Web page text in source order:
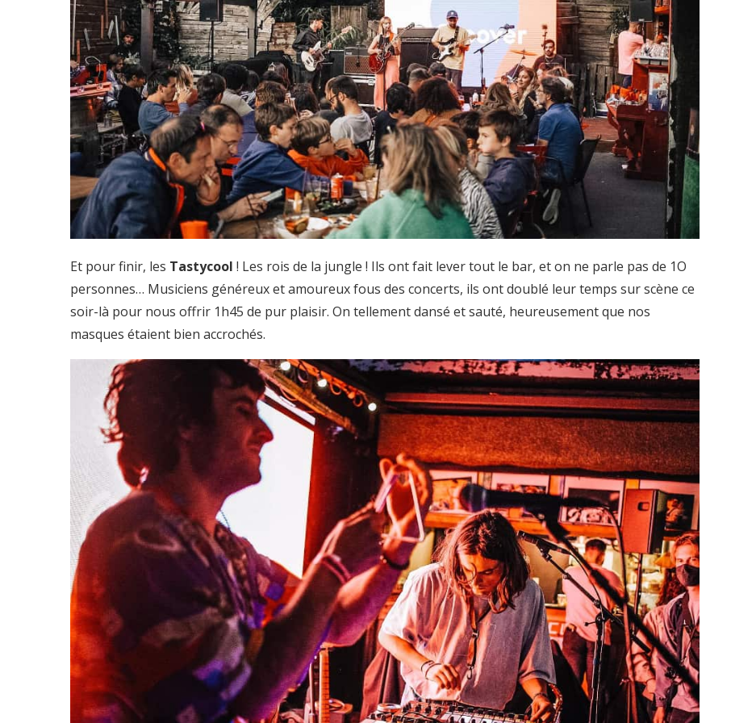
Et pour finir, les Tastycool ! Les rois de la jungle ! Ils ont fait lever tout le bar, et on ne parle pas de 1O
personnes… Musiciens généreux et amoureux fous des concerts, ils ont doublé leur temps sur scène ce
soir-là pour nous offrir 1h45 de pur plaisir. On tellement dansé et sauté, heureusement que nos
masques étaient bien accrochés.